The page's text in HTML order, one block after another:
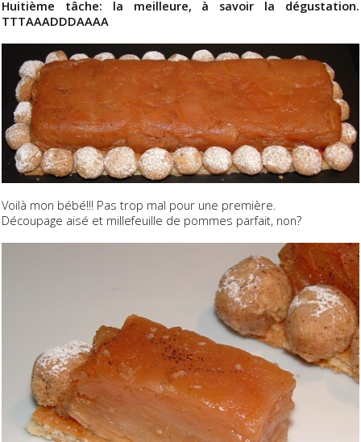
Huitième tâche: la meilleure, à savoir la dégustation.
TTTAAADDDAAAA
Voilà mon bébé!!! Pas trop mal pour une première.
Découpage aisé et millefeuille de pommes parfait, non?